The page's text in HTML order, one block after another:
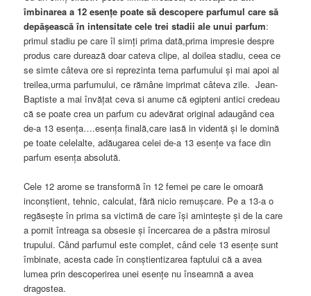
îmbinarea a 12 esențe poate să descopere parfumul care să
depășească în intensitate cele trei stadii ale unui parfum:
primul stadiu pe care îl simți prima dată,prima impresie despre
produs care durează doar cateva clipe, al doilea stadiu, ceea ce
se simte câteva ore si reprezinta tema parfumului și mai apoi al
treilea,urma parfumului, ce rămâne imprimat câteva zile. Jean-
Baptiste a mai învățat ceva si anume că egipteni antici credeau
că se poate crea un parfum cu adevărat original adaugând cea
de-a 13 esența….esența finală,care iasă in videntă și le domină
pe toate celelalte, adăugarea celei de-a 13 esențe va face din
parfum esența absolută.
Cele 12 arome se transformă în 12 femei pe care le omoară
inconștient, tehnic, calculat, fără nicio remușcare. Pe a 13-a o
regăsește în prima sa victimă de care își amintește și de la care
a pornit întreaga sa obsesie și încercarea de a păstra mirosul
trupului. Când parfumul este complet, când cele 13 esențe sunt
îmbinate, acesta cade în conștientizarea faptului că a avea
lumea prin descoperirea unei esențe nu înseamnă a avea
dragostea.